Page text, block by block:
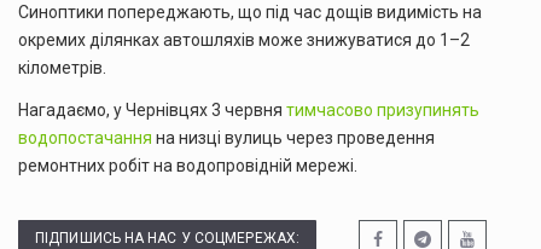
Синоптики попереджають, що під час дощів видимість на
окремих ділянках автошляхів може знижуватися до 1–2
кілометрів.
Нагадаємо, у Чернівцях 3 червня тимчасово призупинять
водопостачання на низці вулиць через проведення
ремонтних робіт на водопровідній мережі.
ПІДПИШИСЬ НА НАС У СОЦМЕРЕЖАХ: